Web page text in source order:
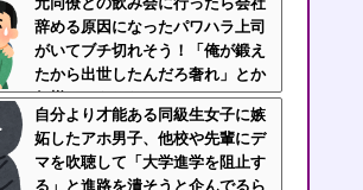
辞める原因になったパワハラ上司
がいてブチ切れそう！「俺が鍛え
たから出世したんだろ奢れ」とか
何様のつもりだ？
自分より才能ある同級生女子に嫉
妬したアホ男子、他校や先輩にデ
マを吹聴して「大学進学を阻止す
る」と進路を潰そうと企んでるら